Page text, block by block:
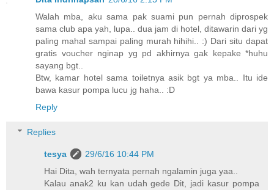
Walah mba, aku sama pak suami pun pernah diprospek
sama club apa yah, lupa.. dua jam di hotel, ditawarin dari yg
paling mahal sampai paling murah hihihi.. :) Dari situ dapat
gratis voucher nginap yg pd akhirnya gak kepake *huhu
sayang bgt..
Btw, kamar hotel sama toiletnya asik bgt ya mba.. Itu ide
bawa kasur pompa lucu jg haha.. :D
Reply
Replies
tesya
29/6/16 10:44 PM
Hai Dita, wah ternyata pernah ngalamin juga yaa..
Kalau anak2 ku kan udah gede Dit, jadi kasur pompa